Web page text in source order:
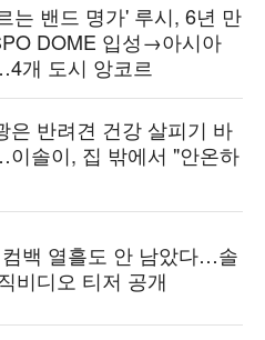
는 밴드 명가' 루시, 6년 만
DOME 입성→아시아
개 도시 앙코르
은 반려견 건강 살피기 바
솔이, 집 밖에서 "안온하
백 열흘도 안 남았다…솔
비디오 티저 공개